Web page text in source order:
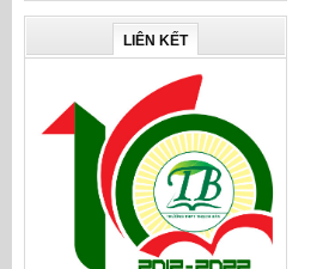
LIÊN KẾT